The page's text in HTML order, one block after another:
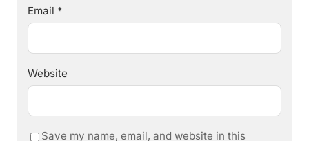
Email *
Website
Save my name, email, and website in this